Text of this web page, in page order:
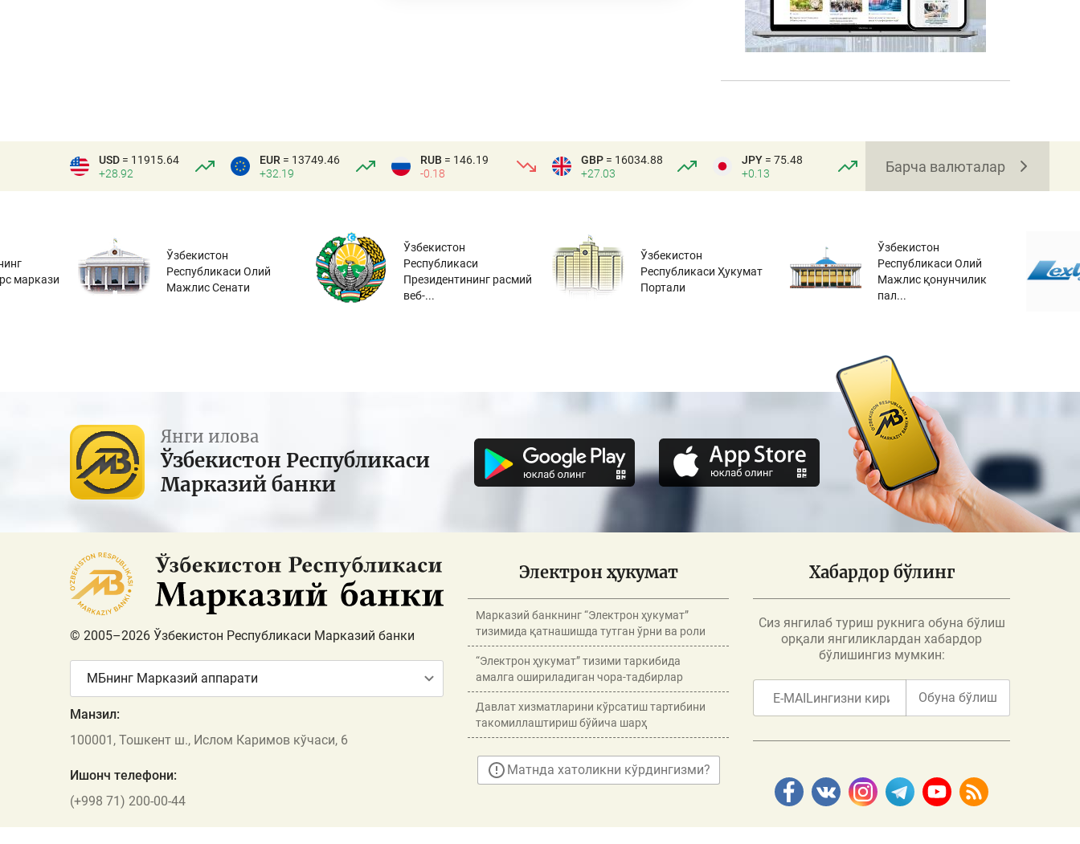
USD = 11915.64
+28.92
EUR = 13749.46
+32.19
RUB = 146.19
-0.18
GBP = 16034.88
+27.03
JPY = 75.48
+0.13
Барча валюталар
маркази
Ўзбекистон
Республикаси Олий
Мажлис Сенати
Ўзбекистон
Республикаси
Президентининг расмий
веб-...
Ўзбекистон
Республикаси Ҳукумат
Портали
Ўзбекистон
Республикаси Олий
Мажлис қонунчилик
пал...
Янги илова
Ўзбекистон Республикаси
Марказий банки
© 2005–2026 Ўзбекистон Республикаси Марказий банки
МБнинг Марказий аппарати
Манзил:
100001, Тошкент ш., Ислом Каримов кўчаси, 6
Ишонч телефони:
(+998 71) 200-00-44
Электрон ҳукумат
Марказий банкнинг “Электрон ҳукумат”
тизимида қатнашишда тутган ўрни ва роли
“Электрон ҳукумат” тизими таркибида
амалга ошириладиган чора-тадбирлар
Давлат хизматларини кўрсатиш тартибини
такомиллаштириш бўйича шарҳ
Матнда хатоликни кўрдингизми?
Хабардор бўлинг
Сиз янгилаб туриш рукнига обуна бўлиш
орқали янгиликлардан хабардор
бўлишингиз мумкин:
Обуна бўлиш